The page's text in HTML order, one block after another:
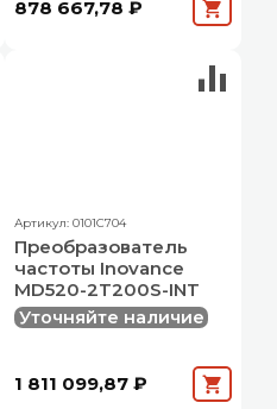
878 667,78 ₽
Артикул: 0101C704
Преобразователь
частоты Inovance
MD520-2T200S-INT
Уточняйте наличие
1 811 099,87 ₽